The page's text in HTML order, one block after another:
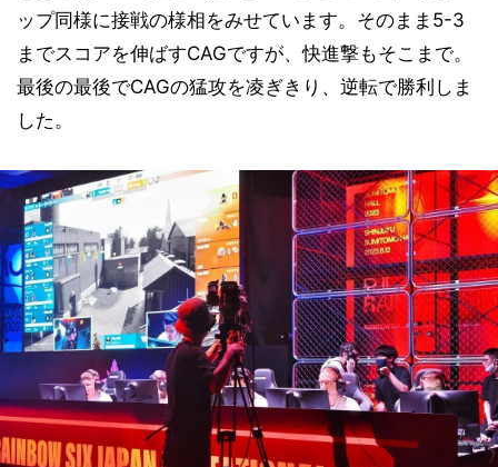
ップ同様に接戦の様相をみせています。そのまま5-3
までスコアを伸ばすCAGですが、快進撃もそこまで。
最後の最後でCAGの猛攻を凌ぎきり、逆転で勝利しま
した。